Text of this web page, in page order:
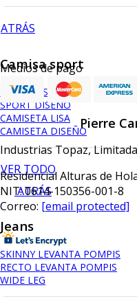
ATRÁS
Camisa sport
SPORT LISA
SPORT DISEÑO
CAMISETA LISA
CAMISETA DISEÑO
VER TODO
ATRÁS
Jeans
SKINNY LEVANTA POMPIS
RECTO LEVANTA POMPIS
WIDE LEG
Medios de pago
Pierre
Industrias Topaz,
Residencial Alturas de
NIT: 0614-150356-001-8
Correo: [email protected]